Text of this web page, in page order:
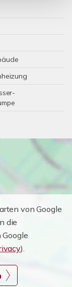
von Google
die
).